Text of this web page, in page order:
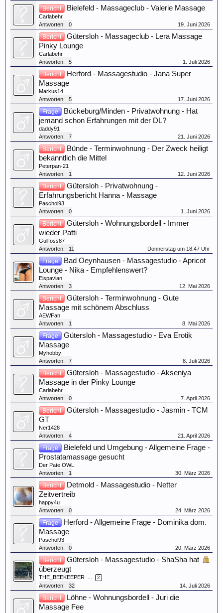
Bericht Bielefeld - Massageclub - Valerie Massage
Carlabehr
Antworten:
0 19. Juni 2026
Bericht
Gütersloh - Massageclub - Lera Massage
Pinky Lounge
Carlabehr
Antworten:
5 1. Juli 2026
Bericht
Herford - Massagestudio - Jana Super
Massage
Markus14
Antworten:
5 17. Juni 2026
Frage
Bückeburg/Minden - Privatwohnung - Hat
jemand schon Erfahrungen mit der DL?
daddy91
Antworten:
7 21. Juni 2026
Bericht
Bünde - Terminwohnung - Der Zweck heiligt
bekanntlich die Mittel
Peterpan-21
Antworten:
1 12. Juni 2026
Bericht
Gütersloh - Privatwohnung -
Erfahrungsbericht Hanna - Massage
Paschol93
Antworten:
0 1. Juni 2026
Bericht
Gütersloh - Wohnungsbordell - Immer
wieder Patti
Gullfoss87
Antworten:
11 Donnerstag um 18:47 Uhr
Frage
Bad Oeynhausen - Massagestudio - Apricot
Lounge - Nika - Empfehlenswert?
Eispavian
Antworten:
3 12. Mai 2026
Bericht
Gütersloh - Terminwohnung - Gute
Massage mit schönem Abschluss
AEWFan
Antworten:
1 8. Mai 2026
Frage
Gütersloh - Massagestudio - Eva Erotik
Massage
Myhobby
Antworten:
7 8. Juli 2026
Bericht
Gütersloh - Massagestudio - Akseniya
Massage in der Pinky Lounge
Carlabehr
Antworten:
0 7. April 2026
Bericht
Gütersloh - Massagestudio - Jasmin - TCM
GT
Ner1428
Antworten:
4 21. April 2026
Frage
Bielefeld und Umgebung - Allgemeine Frage -
Prostatamassage gesucht
Der Pate OWL
Antworten:
1 30. März 2026
Bericht
Detmold - Massagestudio - Netter
Zeitvertreib
happy4u
Antworten:
0 24. März 2026
Frage
Herford - Allgemeine Frage - Dominika dom.
Massage
Paschol93
Antworten:
0 20. März 2026
Bericht
Gütersloh - Massagestudio - ShaSha hat
überzeugt
THE_BEEKEEPER ... 2
Antworten: 32 14. Juli 2026
Bericht
Löhne - Wohnungsbordell - Juri die
Massage Fee